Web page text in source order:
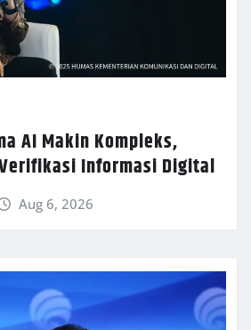
AI Makin Kompleks,
Informasi Digital
Aug 6, 2026